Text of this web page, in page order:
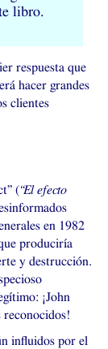
libro.
respuesta que
hacer grandes
clientes
(“El efecto
en 1982
produciría
y destrucción.
¡John
reconocidos!
influidos por el